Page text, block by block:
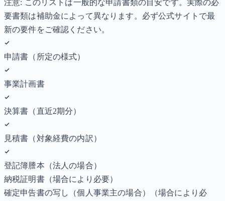
注意: このリストは一般的な申請書類の目安です。実際の必
要書類は補助金によって異なります。必ず公式サイトで最
新の要件をご確認ください。
申請書（所定の様式）
事業計画書
決算書（直近2期分）
見積書（対象経費の内訳）
登記簿謄本（法人の場合）
納税証明書（場合により必要）
確定申告書の写し（個人事業主の場合）
（場合により必